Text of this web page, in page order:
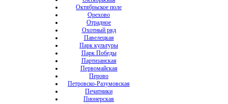
Октябрьское поле
Орехово
Отрадное
Охотный ряд
Павелецкая
Парк культуры
Парк Победы
Партизанская
Первомайская
Перово
Петровско-Разумовская
Печатники
Пионерская